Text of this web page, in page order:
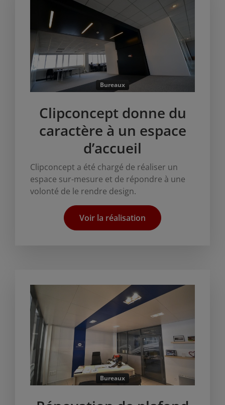
Bureaux
Clipconcept donne du
caractère à un espace
d’accueil
Clipconcept a été chargé de réaliser un
espace sur-mesure et de répondre à une
volonté de le rendre design.
Voir la réalisation
Bureaux